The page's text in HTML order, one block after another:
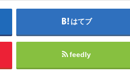
はてブ
feedly